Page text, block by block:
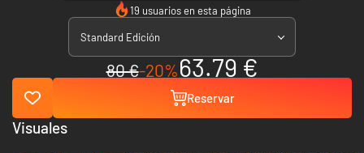
19 usuarios en esta página
Standard Edición
80 €-20%63.79 €
Reservar
Visuales